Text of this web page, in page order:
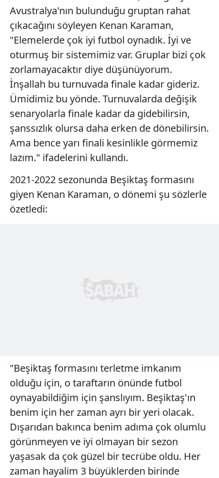
Avustralya'nın bulunduğu gruptan rahat
çıkacağını söyleyen Kenan Karaman,
"Elemelerde çok iyi futbol oynadık. İyi ve
oturmuş bir sistemimiz var. Gruplar bizi çok
zorlamayacaktır diye düşünüyorum.
İnşallah bu turnuvada finale kadar gideriz.
Ümidimiz bu yönde. Turnuvalarda değişik
senaryolarla finale kadar da gidebilirsin,
şanssızlık olursa daha erken de dönebilirsin.
Ama bence yarı finali kesinlikle görmemiz
lazım." ifadelerini kullandı.
2021-2022 sezonunda Beşiktaş formasını
giyen Kenan Karaman, o dönemi şu sözlerle
özetledi:
"Beşiktaş formasını terletme imkanım
olduğu için, o taraftarın önünde futbol
oynayabildiğim için şanslıyım. Beşiktaş'ın
benim için her zaman ayrı bir yeri olacak.
Dışarıdan bakınca benim adıma çok olumlu
görünmeyen ve iyi olmayan bir sezon
yaşasak da çok güzel bir tecrübe oldu. Her
zaman hayalim 3 büyüklerden birinde